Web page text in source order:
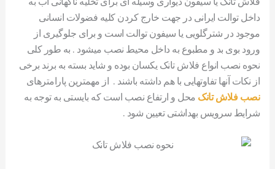
داخل توالت ایرانی در جهت خارج کردن کلیه فضولات انسانی
موجود در شترگلویی یا سیفون توالت است و برای جلوگیری از
ورود بوی بد و مطبوع به داخل محیط نصب میشود . به طور کلی
نحوه نصب انواع فلاش تانک یکسان بوده و شاید بسته به برند برخی
از نکات آنها تفاوتهایی با هم داشته باشند . از مهمترین پارامترهای
نصب فلاش تانک محل و ارتفاع نصب است که بایستی به توجه به
شرایط سرویس بهداشتی تعیین شود .